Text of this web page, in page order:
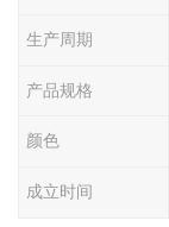
生产周期
产品规格
颜色
成立时间